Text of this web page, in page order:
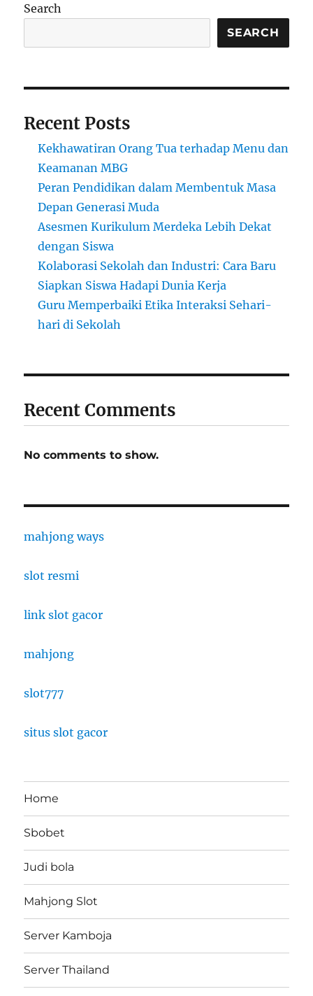
Museum–
Kampus:
Menghidupkan
Pelajaran
Search
SEARCH
Recent Posts
Kekhawatiran Orang Tua terhadap Menu dan
Keamanan MBG
Peran Pendidikan dalam Membentuk Masa
Depan Generasi Muda
Asesmen Kurikulum Merdeka Lebih Dekat
dengan Siswa
Kolaborasi Sekolah dan Industri: Cara Baru
Siapkan Siswa Hadapi Dunia Kerja
Guru Memperbaiki Etika Interaksi Sehari-
hari di Sekolah
Recent Comments
No comments to show.
mahjong ways
slot resmi
link slot gacor
mahjong
slot777
situs slot gacor
Home
Sbobet
Judi bola
Mahjong Slot
Server Kamboja
Server Thailand